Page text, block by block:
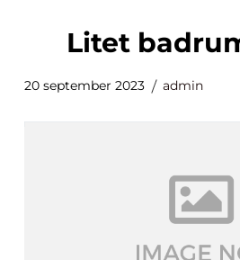
litet
20 september 2023 admin